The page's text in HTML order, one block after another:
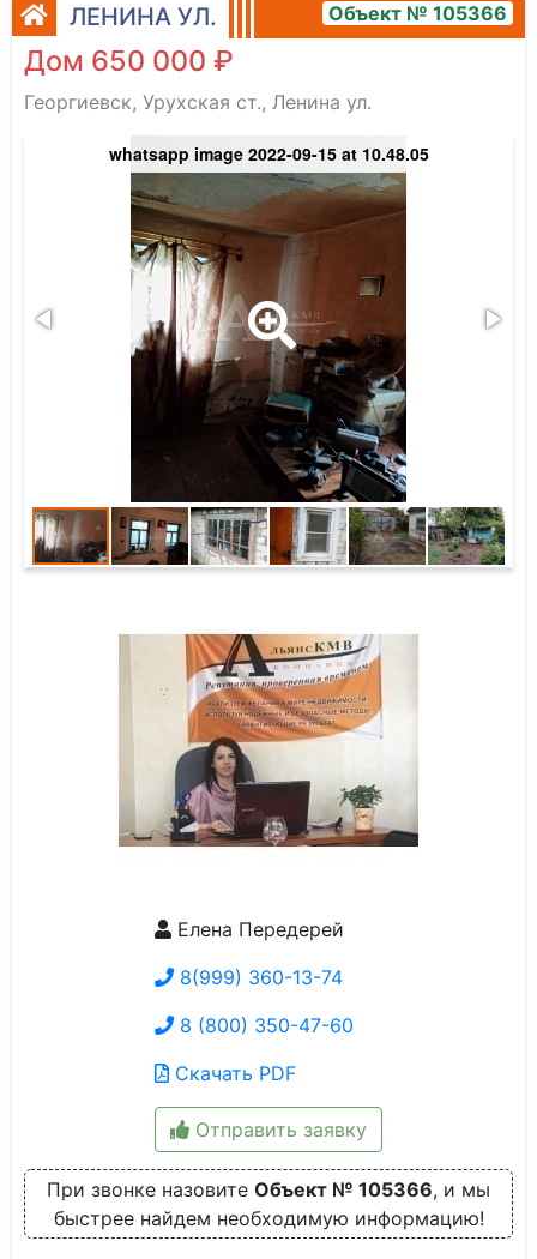
ЛЕНИНА УЛ. Объект № 105366
Дом 650 000 ₽
Георгиевск, Урухская ст., Ленина ул.
whatsapp image 2022-09-15 at 10.48.05
Елена Передерей
8(999) 360-13-74
8 (800) 350-47-60
Скачать PDF
Отправить заявку
При звонке назовите Объект № 105366, и мы
быстрее найдем необходимую информацию!